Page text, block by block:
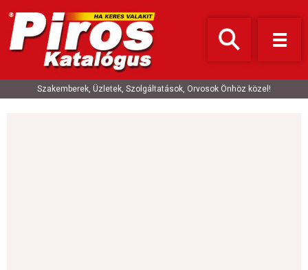
Szakemberek, Üzletek, Szolgáltatások, Orvosok Önhöz közel!